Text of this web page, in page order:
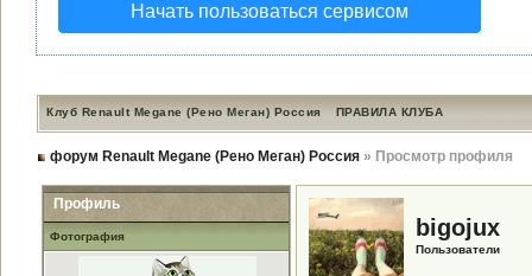
Начать пользоваться сервисом
Клуб Renault Megane (Рено Меган) Россия ПРАВИЛА КЛУБА
форум Renault Megane (Рено Меган) Россия » Просмотр профиля
Профиль
Фотография bigojux
Пользователи